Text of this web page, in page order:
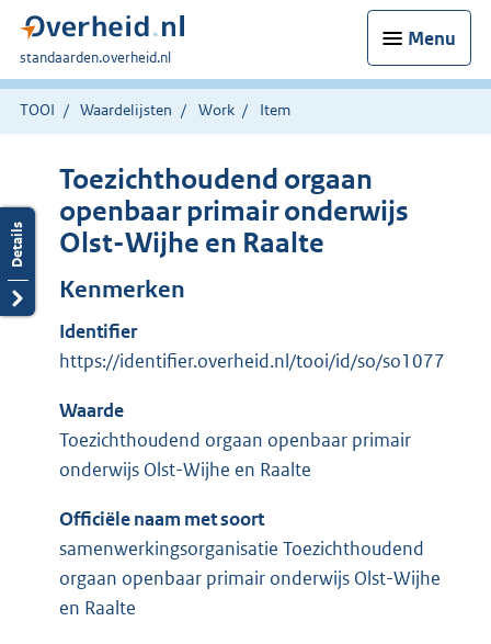
Menu
U
bent
hier:
standaarden.overheid.nl
TOOI Waardelijsten Work Item
Toezichthoudend orgaan
openbaar primair onderwijs
Olst-Wijhe en Raalte
Kenmerken
Identifier
https://identifier.overheid.nl/tooi/id/so/so1077
Waarde
Toezichthoudend orgaan openbaar primair
onderwijs Olst-Wijhe en Raalte
Officiële naam met soort
samenwerkingsorganisatie Toezichthoudend
orgaan openbaar primair onderwijs Olst-Wijhe
en Raalte